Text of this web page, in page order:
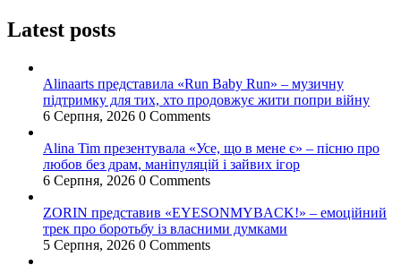
Latest posts
Alinaarts представила «Run Baby Run» – музичну
підтримку для тих, хто продовжує жити попри війну
6 Серпня, 2026 0 Comments
Alina Tim презентувала «Усе, що в мене є» – пісню про
любов без драм, маніпуляцій і зайвих ігор
6 Серпня, 2026 0 Comments
ZORIN представив «EYESONMYBACK!» – емоційний
трек про боротьбу із власними думками
5 Серпня, 2026 0 Comments